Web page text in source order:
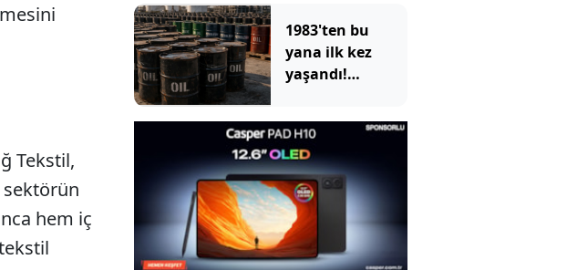
Tekstil,
sektörün
hem iç
1983'ten bu
yana ilk kez
yaşandı!
depoları hızla
eriyor